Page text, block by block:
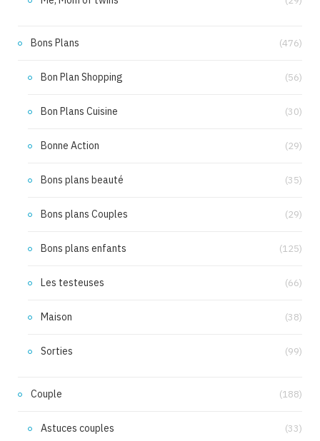
Bons Plans (476)
Bon Plan Shopping (56)
Bon Plans Cuisine (30)
Bonne Action (29)
Bons plans beauté (35)
Bons plans Couples (29)
Bons plans enfants (125)
Les testeuses (66)
Maison (38)
Sorties (99)
Couple (188)
Astuces couples (33)